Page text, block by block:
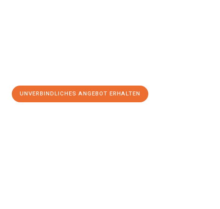
UNVERBINDLICHES ANGEBOT ERHALTEN